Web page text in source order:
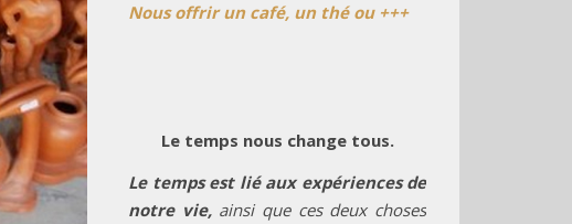
Nous offrir un café, un thé ou +++
Le temps nous change tous.
Le temps est lié aux expériences de
notre vie, ainsi que ces deux choses